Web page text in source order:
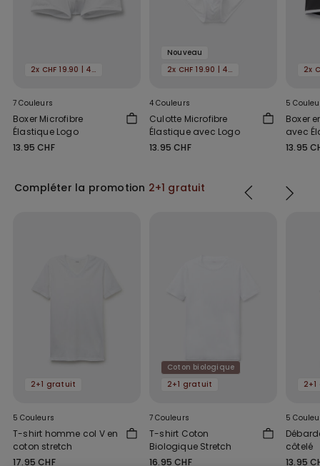
2x CHF 19.90 | 4x 29.90
7 Couleurs
Boxer Microfibre
Élastique Logo
13.95 CHF
Nouveau
2x CHF 19.90 | 4x 29.90
4 Couleurs
Culotte Microfibre
Élastique avec Logo
13.95 CHF
5
Boxer
avec
13.95
Compléter la promotion 2+1 gratuit
2+1 gratuit
5 Couleurs
T-shirt homme col V en
coton stretch
17.95 CHF
Coton biologique
2+1 gratuit
7 Couleurs
T-shirt Coton
Biologique Stretch
16.95 CHF
5
côtelé
13.95